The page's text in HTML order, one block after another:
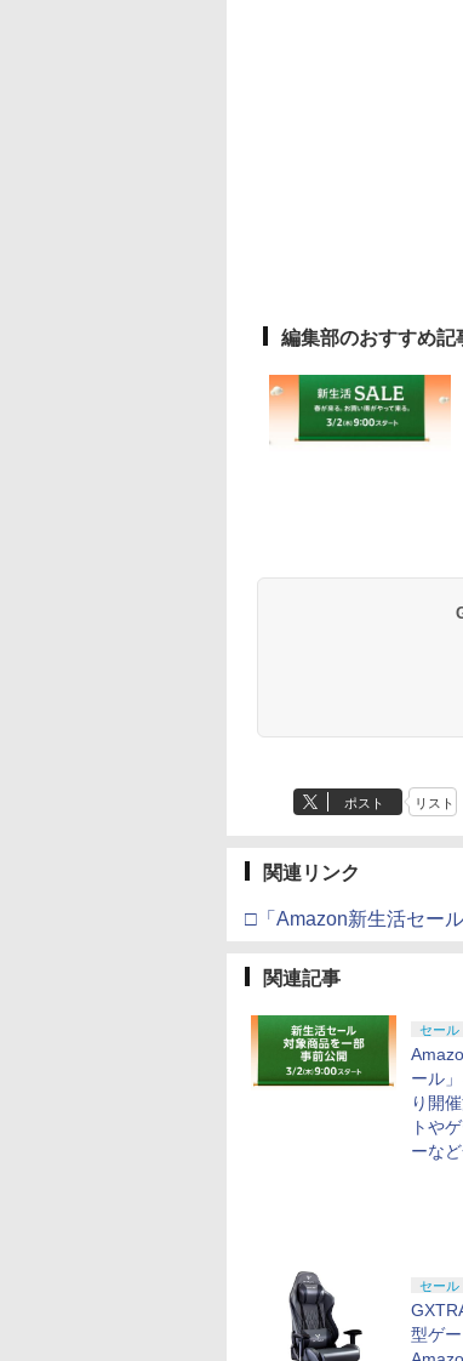
編集部のおすすめ記
ポスト リスト
関連リンク
□「Amazon新生活セー
関連記事
セール
ール
り開
トや
ーな
セール
型ゲ